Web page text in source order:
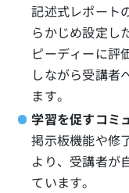
記述式レポート
らかじめ設定し
ピーディーに評
しながら受講者
ます。
学習を促すコミ
掲示板機能や修
より、受講者が
ています。